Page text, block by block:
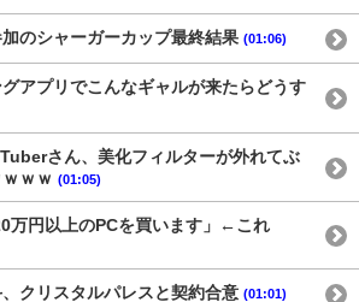
加のシャーガーカップ最終結果 (01:06)
グアプリでこんなギャルが来たらどうす
さん、美化フィルターが外れてぶ
ｗｗ (01:05)
万円以上のPCを買います」←これ
、クリスタルパレスと契約合意 (01:01)